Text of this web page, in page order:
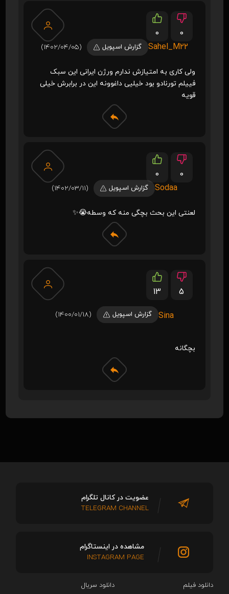
0
0
Sahel_M22
گزارش اسپویل (1402/04/05)
ولی کاری به امتیازش ندارم ورژن ایرانی این سبک
فییلم تورنادو بود خیلیی داغوونه این در برابرش خیلی
قویه
0
0
Sodaa
گزارش اسپویل (1402/03/11)
لعنتی این بحث بچگی منه که وسطه😭✨️
13 5
Sina گزارش اسپویل (1400/01/18)
بچگانه
دانلود فیلم دانلود سریال‌
عضویت در کانال تلگرام
TELEGRAM CHANNEL
مشاهده در اینستاگرام
INSTAGRAM PAGE